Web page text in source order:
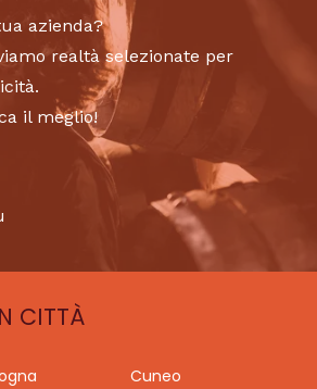
azienda?
realtà selezionate per
il meglio!
CITTÀ
Cuneo